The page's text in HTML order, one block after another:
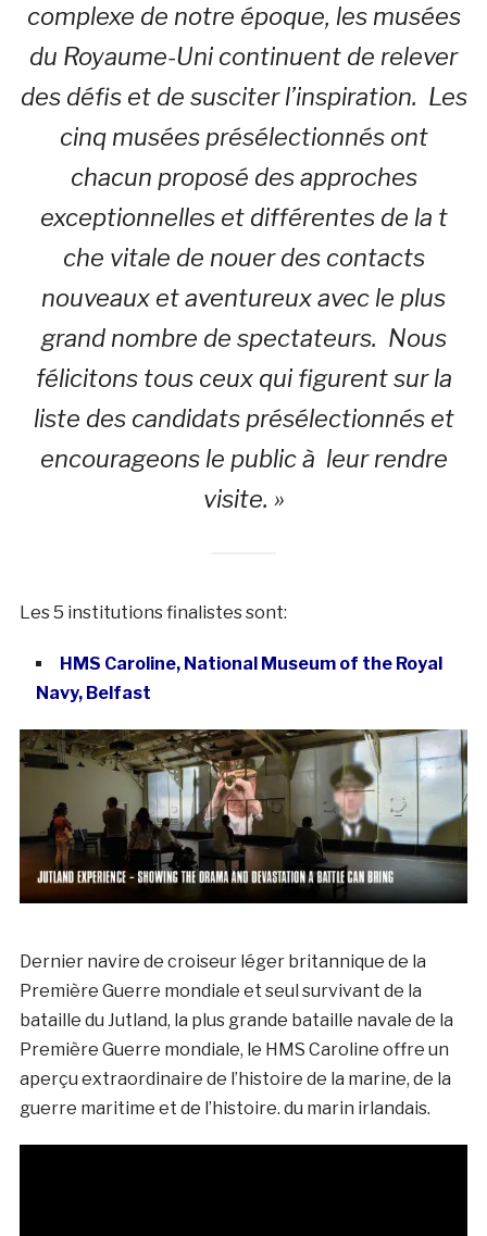
complexe de notre époque, les musées
du Royaume-Uni continuent de relever
des défis et de susciter l’inspiration. Les
cinq musées présélectionnés ont
chacun proposé des approches
exceptionnelles et différentes de la t
che vitale de nouer des contacts
nouveaux et aventureux avec le plus
grand nombre de spectateurs. Nous
félicitons tous ceux qui figurent sur la
liste des candidats présélectionnés et
encourageons le public à leur rendre
visite. »
Les 5 institutions finalistes sont:
HMS Caroline, National Museum of the Royal
Navy, Belfast
Dernier navire de croiseur léger britannique de la
Première Guerre mondiale et seul survivant de la
bataille du Jutland, la plus grande bataille navale de la
Première Guerre mondiale, le HMS Caroline offre un
aperçu extraordinaire de l’histoire de la marine, de la
guerre maritime et de l’histoire. du marin irlandais.